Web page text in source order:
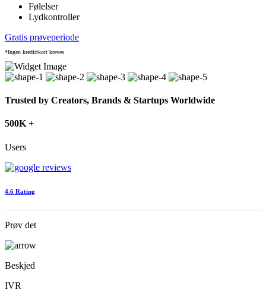
Følelser
Lydkontroller
Gratis prøveperiode
*Ingen kredittkort kreves
Trusted by Creators, Brands & Startups Worldwide
500K +
Users
4.6 Rating
Prøv det
Beskjed
IVR